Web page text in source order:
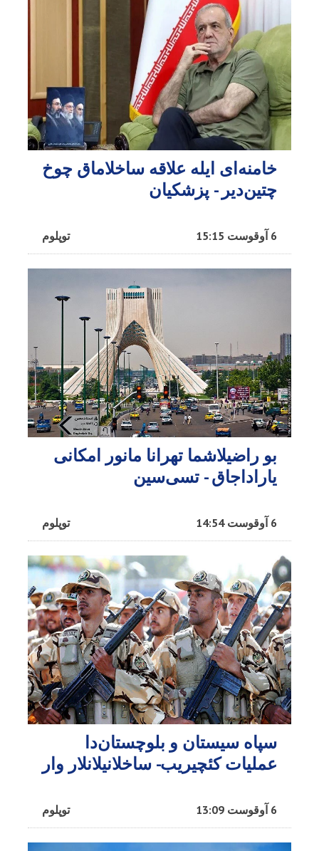
خامنه‌ای ایله علاقه ساخلاماق چوخ
چتین‌دیر - پزشکیان
توپلوم 6 آوقوست 15:15
بو راضیلاشما تهرانا مانور امکانی
یاراداجاق - تسی‌سین
توپلوم 6 آوقوست 14:54
سپاه سیستان و بلوچستان‌دا
عملیات کئچیریب- ساخلانیلانلار وار
توپلوم 6 آوقوست 13:09